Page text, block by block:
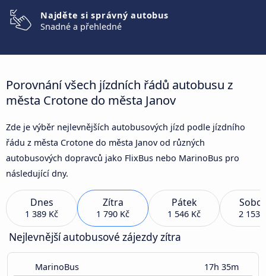
Najděte si správný autobus
Snadné a přehledné
Porovnání všech jízdních řádů autobusu z
města Crotone do města Janov
Zde je výběr nejlevnějších autobusových jízd podle jízdního
řádu z města Crotone do města Janov od různých
autobusových dopravců jako FlixBus nebo MarinoBus pro
následující dny.
Dnes
1 389 Kč
Zítra
1 790 Kč
Pátek
1 546 Kč 2 153
Nejlevnější autobusové zájezdy zítra
MarinoBus 17h 35m